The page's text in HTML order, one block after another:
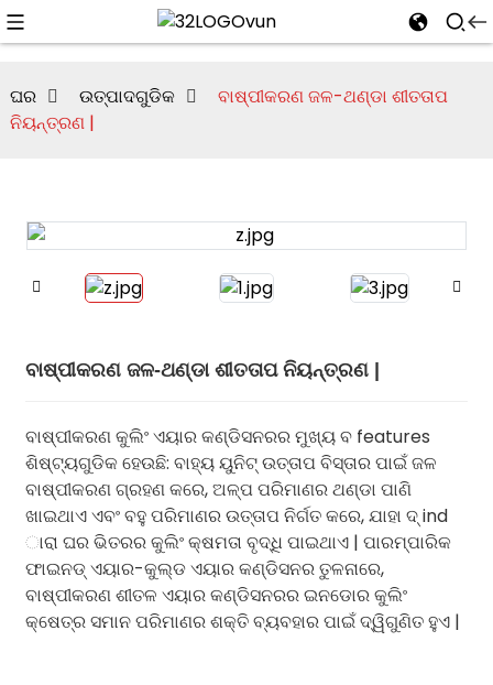
ଘର ଉତ୍ପାଦଗୁଡିକ
ବାଷ୍ପୀକରଣ ଜଳ-ଥଣ୍ଡା ଶୀତତାପ
ନିୟନ୍ତ୍ରଣ |
ବାଷ୍ପୀକରଣ ଜଳ-ଥଣ୍ଡା ଶୀତତାପ ନିୟନ୍ତ୍ରଣ |
ବାଷ୍ପୀକରଣ କୁଲିଂ ଏୟାର କଣ୍ଡିସନରର ମୁଖ୍ୟ ବ features
ଶିଷ୍ଟ୍ୟଗୁଡିକ ହେଉଛି: ବାହ୍ୟ ୟୁନିଟ୍ ଉତ୍ତାପ ବିସ୍ତାର ପାଇଁ ଜଳ
ବାଷ୍ପୀକରଣ ଗ୍ରହଣ କରେ, ଅଳ୍ପ ପରିମାଣର ଥଣ୍ଡା ପାଣି
ଖାଇଥାଏ ଏବଂ ବହୁ ପରିମାଣର ଉତ୍ତାପ ନିର୍ଗତ କରେ, ଯାହା ଦ୍ ind
ାରା ଘର ଭିତରର କୁଲିଂ କ୍ଷମତା ବୃଦ୍ଧି ପାଇଥାଏ | ପାରମ୍ପାରିକ
ଫାଇନଡ୍ ଏୟାର-କୁଲ୍ଡ ଏୟାର କଣ୍ଡିସନର ତୁଳନାରେ,
ବାଷ୍ପୀକରଣ ଶୀତଳ ଏୟାର କଣ୍ଡିସନରର ଇନଡୋର କୁଲିଂ
କ୍ଷେତ୍ର ସମାନ ପରିମାଣର ଶକ୍ତି ବ୍ୟବହାର ପାଇଁ ଦ୍ୱିଗୁଣିତ ହୁଏ |